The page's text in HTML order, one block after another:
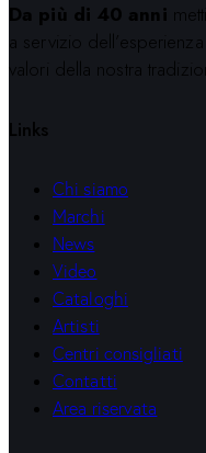
Da più di 40 anni
a servizio
valori della nostra
Links
Chi siamo
Marchi
News
Video
Cataloghi
Artisti
Centri consigliati
Contatti
Area riservata